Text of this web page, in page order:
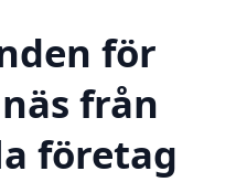
för
från
företag